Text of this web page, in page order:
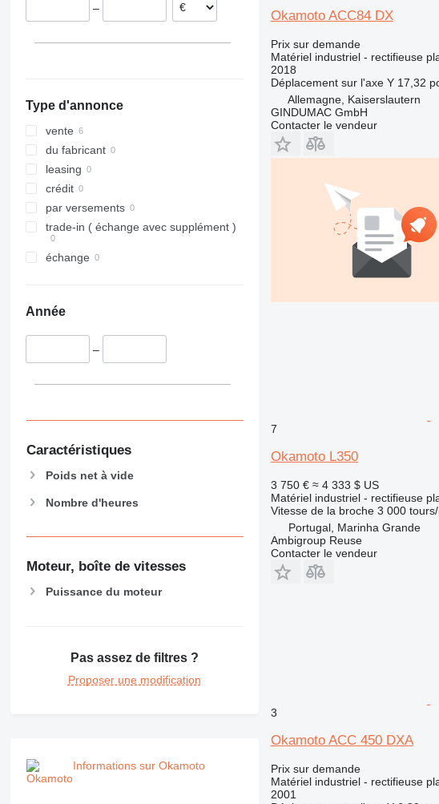
–
Type d'annonce
vente
du fabricant
leasing
crédit
par versements
trade-in ( échange avec supplément )
échange
Année
–
Caractéristiques
Poids net à vide
Nombre d'heures
Moteur, boîte de vitesses
Puissance du moteur
Pas assez de filtres ?
Proposer une modification
Informations sur Okamoto
Okamoto ACC84 DX
Prix sur demande
Matériel industriel - rectifieuse
2018
Déplacement sur l'axe Y 17,32
Allemagne, Kaiserslautern
GINDUMAC GmbH
Contacter le vendeur
7
Okamoto L350
3 750 € ≈ 4 333 $ US
Matériel industriel - rectifieuse
Vitesse de la broche 3 000
Portugal, Marinha Grande
Ambigroup Reuse
Contacter le vendeur
3
Okamoto ACC 450 DXA
Prix sur demande
Matériel industriel - rectifieuse
2001